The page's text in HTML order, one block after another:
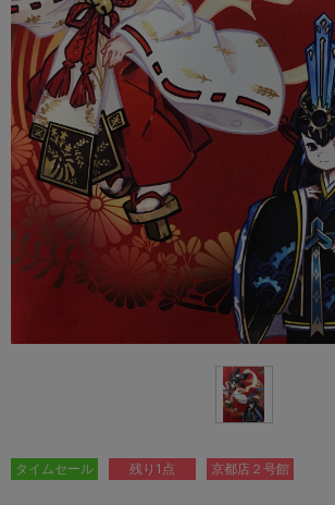
タイムセール 残り1点 京都店２号館